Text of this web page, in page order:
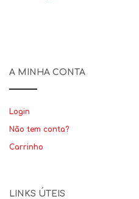
A MINHA CONTA
Login
Não tem conta?
Carrinho
LINKS ÚTEIS